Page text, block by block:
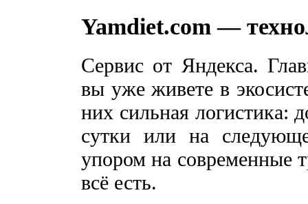
Yamdiet.com —
Сервис от Яндекса.
вы уже живете в
них сильная логистика:
сутки или на
упором на современные
всё есть.